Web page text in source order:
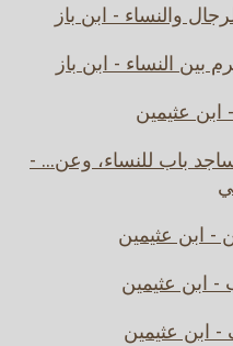
والنساء - ابن باز
بين النساء - ابن باز
ابن عثيمين
باب للنساء، وعن... -
- ابن عثيمين
- ابن عثيمين
ابن عثيمين